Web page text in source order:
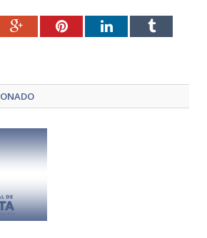
Google+PinterestLinkedInTumblr